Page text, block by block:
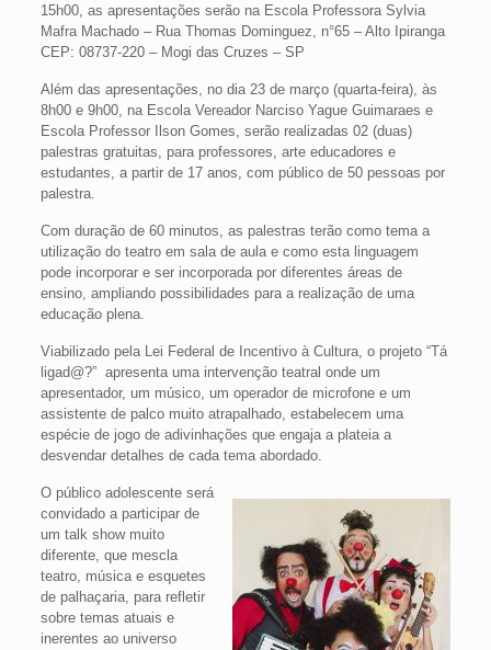
15h00, as apresentações serão na Escola Professora Sylvia
Mafra Machado – Rua Thomas Dominguez, n°65 – Alto Ipiranga
CEP: 08737-220 – Mogi das Cruzes – SP
Além das apresentações, no dia 23 de março (quarta-feira), às
8h00 e 9h00, na Escola Vereador Narciso Yague Guimaraes e
Escola Professor Ilson Gomes, serão realizadas 02 (duas)
palestras gratuitas, para professores, arte educadores e
estudantes, a partir de 17 anos, com público de 50 pessoas por
palestra.
Com duração de 60 minutos, as palestras terão como tema a
utilização do teatro em sala de aula e como esta linguagem
pode incorporar e ser incorporada por diferentes áreas de
ensino, ampliando possibilidades para a realização de uma
educação plena.
Viabilizado pela Lei Federal de Incentivo à Cultura, o projeto “Tá
ligad@?” apresenta uma intervenção teatral onde um
apresentador, um músico, um operador de microfone e um
assistente de palco muito atrapalhado, estabelecem uma
espécie de jogo de adivinhações que engaja a plateia a
desvendar detalhes de cada tema abordado.
O público adolescente será
convidado a participar de
um talk show muito
diferente, que mescla
teatro, música e esquetes
de palhaçaria, para refletir
sobre temas atuais e
inerentes ao universo